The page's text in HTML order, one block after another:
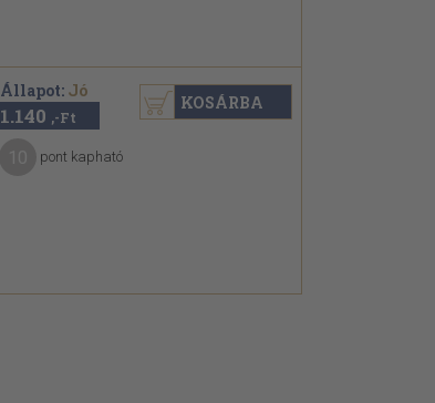
Állapot: Jó
1.140 ,-Ft
pont kapható
KOSÁRBA